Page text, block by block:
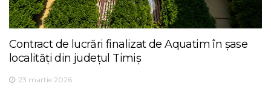
Contract de lucrări finalizat de Aquatim în șase
localități din județul Timiș
23 martie 2026